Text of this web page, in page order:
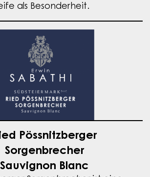
als Besonderheit.
Pössnitzberger
Sorgenbrecher
Sauvignon Blanc